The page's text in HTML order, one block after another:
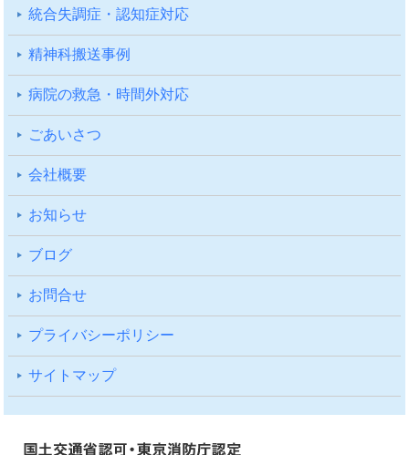
統合失調症・認知症対応
精神科搬送事例
病院の救急・時間外対応
ごあいさつ
会社概要
お知らせ
ブログ
お問合せ
プライバシーポリシー
サイトマップ